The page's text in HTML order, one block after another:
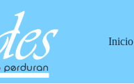
Inicio